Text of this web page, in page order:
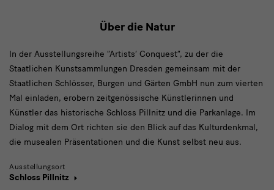
Über die Natur
In der Ausstellungsreihe “Artists‘ Conquest”, zu der die
Staatlichen Kunstsammlungen Dresden gemeinsam mit der
Staatlichen Schlösser, Burgen und Gärten GmbH nun zum vierten
Mal einladen, erobern zeitgenössische Künstlerinnen und
Künstler das historische Schloss Pillnitz und die Parkanlage. Im
Dialog mit dem Ort richten sie den Blick auf das Kulturdenkmal,
die musealen Präsentationen und die Kunst selbst neu aus.
Ausstellungsort
Schloss Pillnitz